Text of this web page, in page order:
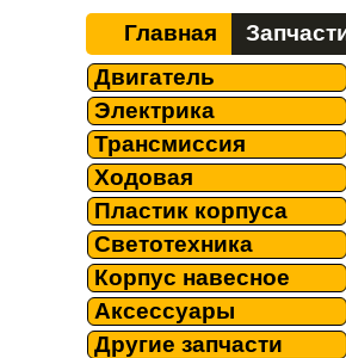
Главная
Двигатель
Электрика
Трансмиссия
Ходовая
Пластик корпуса
Светотехника
Корпус навесное
Аксессуары
Другие запчасти